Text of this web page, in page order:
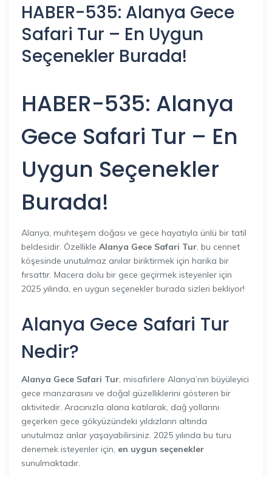
HABER-535: Alanya Gece
Safari Tur – En Uygun
Seçenekler Burada!
HABER-535: Alanya
Gece Safari Tur – En
Uygun Seçenekler
Burada!
Alanya, muhteşem doğası ve gece hayatıyla ünlü bir tatil
beldesidir. Özellikle Alanya Gece Safari Tur , bu cennet
köşesinde unutulmaz anılar biriktirmek için harika bir
fırsattır. Macera dolu bir gece geçirmek isteyenler için
2025 yılında, en uygun seçenekler burada sizleri bekliyor!
Alanya Gece Safari Tur
Nedir?
Alanya Gece Safari Tur, misafirlere Alanya’nın büyüleyici
gece manzarasını ve doğal güzelliklerini gösteren bir
aktivitedir. Aracınızla alana katılarak, dağ yollarını
geçerken gece gökyüzündeki yıldızların altında
unutulmaz anlar yaşayabilirsiniz. 2025 yılında bu turu
denemek isteyenler için, en uygun seçenekler
sunulmaktadır.